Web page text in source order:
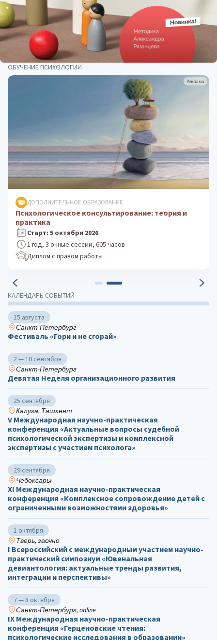
КАЛЕНДАРЬ СОБЫТИЙ
15 августа
Санкт-Петербург
Фестиваль «Гори и не сгорай»
2 — 10 сентября
Санкт-Петербург
Девятая Неделя организационного развития
25 сентября
Калуга, Ташкент
V Международная научно-практическая
конференция «Актуальные вопросы судебной
психологической экспертизы и комплексной
экспертизы с участием психолога»
29 сентября
Чебоксары
ХΙ Международная научно-практическая
конференция «Комплексное сопровождение детей с
ограниченными возможностями здоровья»
1 октября
Тверь, заочно
I Всероссийский с международным участием научно-
практический симпозиум «Ювенальная
девиантология: актуальные тренды развития,
интеграции и перспективы»
7 — 8 октября
Санкт-Петербург, online
IX Международная научно-практическая
конференция «Герценовские чтения:
психологические исследования в образовании»
ОБУЧЕНИЕ ПСИХОЛОГИИ
Реклама
ДОПОЛНИТЕЛЬНОЕ ОБРАЗОВАНИЕ
Психологическое консультирование: теория и
практика
Старт: 5 октября 2026
1 год, 3 очные сессии, 605 часов
Диплом с правом работы